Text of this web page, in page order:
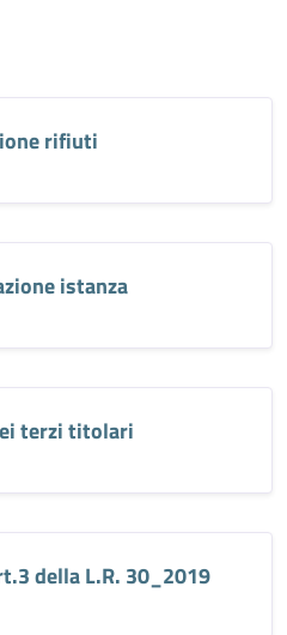
rifiuti
istanza
terzi titolari
della L.R. 30_2019